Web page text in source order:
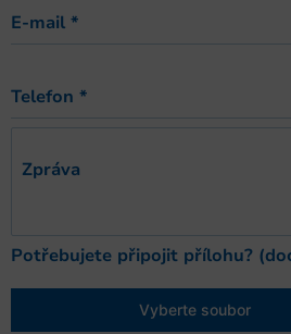
E-mail *
Telefon *
Zpráva
Potřebujete připojit přílohu?
Vyberte soubor